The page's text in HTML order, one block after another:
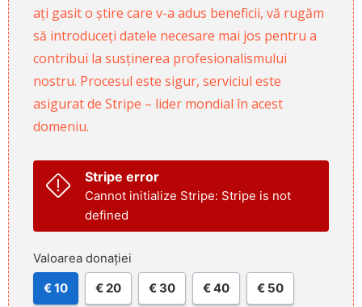
ați gasit o știre care v-a adus beneficii, vă rugăm
să introduceți datele necesare mai jos pentru a
contribui la susținerea profesionalismului
nostru. Procesul este sigur, serviciul este
asigurat de Stripe – lider mondial în acest
domeniu.
Stripe error
Cannot initialize Stripe: Stripe is not
defined
Valoarea donației
€ 10 € 20 € 30 € 40 € 50